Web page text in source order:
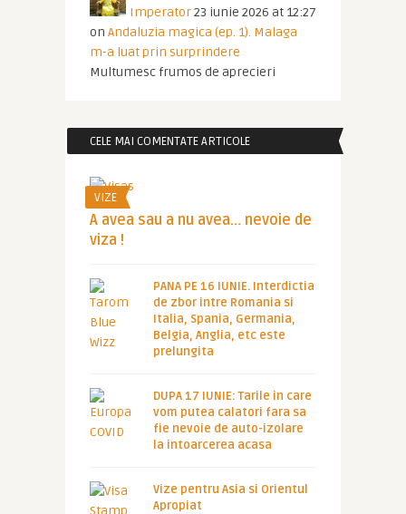
Imperator23 iunie 2026 at 12:27
on Andaluzia magica (ep. 1). Malaga
m-a luat prin surprindere
Multumesc frumos de aprecieri
CELE MAI COMENTATE ARTICOLE
VIZE
A avea sau a nu avea… nevoie de
viza !
PANA PE 16 IUNIE. Interdictia
de zbor intre Romania si
Italia, Spania, Germania,
Belgia, Anglia, etc este
prelungita
DUPA 17 IUNIE: Tarile in care
vom putea calatori fara sa
fie nevoie de auto-izolare
la intoarcerea acasa
Vize pentru Asia si Orientul
Apropiat